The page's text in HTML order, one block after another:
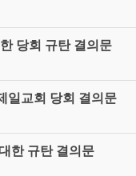
당회 규탄 결의문
일교회 당회 결의문
한 규탄 결의문